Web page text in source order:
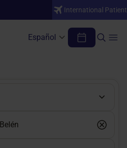
International Patient
Español
o profesional